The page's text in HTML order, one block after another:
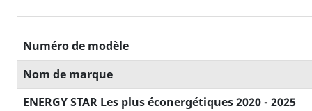
Numéro de modèle
Nom de marque
ENERGY STAR Les plus éconergétiques 2020 - 2025